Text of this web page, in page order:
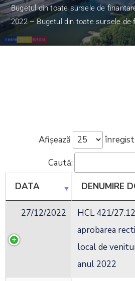
Bugetul din toate sursele de
2022 – Bugetul din toate sursele de
Afișează
Caută:
DATA DENUMIRE
27/12/2022
HCL 421/
aprobarea
local de
anul 2022